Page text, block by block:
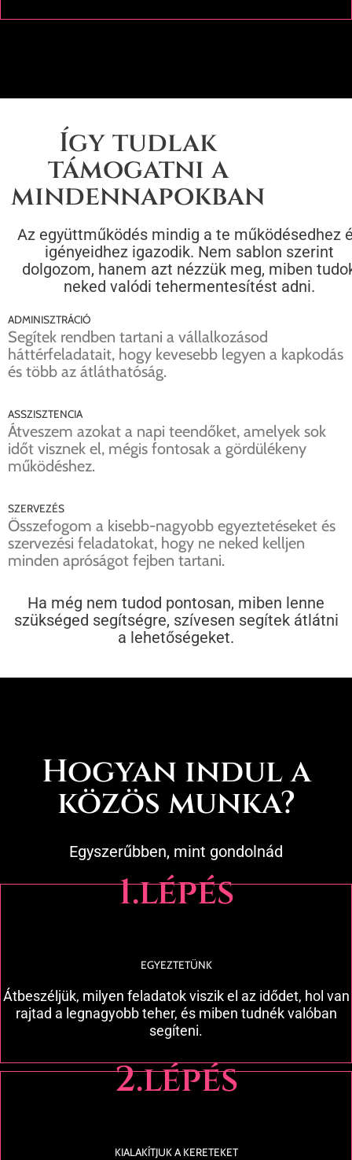
Így tudlak
támogatni a
mindennapokban
Az együttműködés mindig a te működésedhez
igényeidhez igazodik. Nem sablon szerint
dolgozom, hanem azt nézzük meg, miben
neked valódi tehermentesítést adni.
ADMINISZTRÁCIÓ
Segítek rendben tartani a vállalkozásod
háttérfeladatait, hogy kevesebb legyen a kapkodás
és több az átláthatóság.
ASSZISZTENCIA
Átveszem azokat a napi teendőket, amelyek sok
időt visznek el, mégis fontosak a gördülékeny
működéshez.
SZERVEZÉS
Összefogom a kisebb-nagyobb egyeztetéseket és
szervezési feladatokat, hogy ne neked kelljen
minden apróságot fejben tartani.
Ha még nem tudod pontosan, miben lenne
szükséged segítségre, szívesen segítek átlátni
a lehetőségeket.
Hogyan indul a
közös munka?
Egyszerűbben, mint gondolnád
1.lépés
EGYEZTETÜNK
Átbeszéljük, milyen feladatok viszik el az idődet, hol van
rajtad a legnagyobb teher, és miben tudnék valóban
segíteni.
2.lépés
KIALAKÍTJUK A KERETEKET